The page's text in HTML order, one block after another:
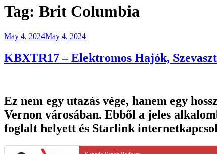
Tag: Brit Columbia
Posted
May 4, 2024May 4, 2024
KBXTR17 – Elektromos Hajók,
Ez nem egy utazás vége, hanem egy
Vernon városában. Ebből a jeles
foglalt helyett és Starlink